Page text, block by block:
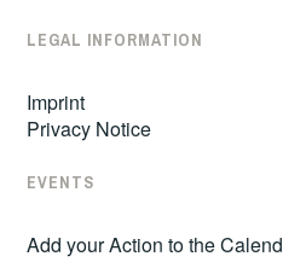
LEGAL INFORMATION
Imprint
Privacy Notice
EVENTS
Add your Action to the